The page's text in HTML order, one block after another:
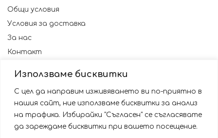
Използваме бисквитки
С цел да направим изживяването ви по-приятно в
нашия сайт, ние използваме бисквитки за анализ
на трафика. Избирайки "Съгласен" се съгласявате
да зареждаме бисквитки при вашето посещение.
Общи условия
Условия за доставка
За нас
Контакт